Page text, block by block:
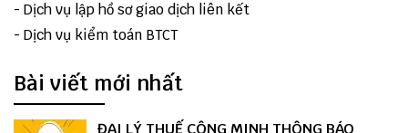
- Dịch vụ lập hồ sơ giao dịch liên kết
- Dịch vụ kiểm toán BTCT
Bài viết mới nhất
ĐẠI LÝ THUẾ CÔNG MINH THÔNG BÁO